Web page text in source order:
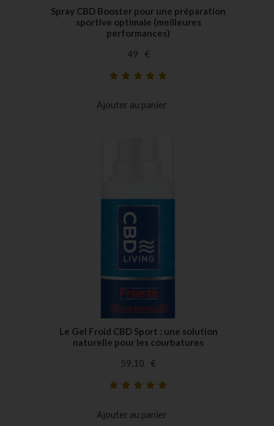
Spray CBD Booster pour une préparation
sportive optimale (meilleures
performances)
49
€
notations
Ajouter au panier
Le Gel Froid CBD Sport : une solution
naturelle pour les courbatures
59,10
€
notations
Ajouter au panier